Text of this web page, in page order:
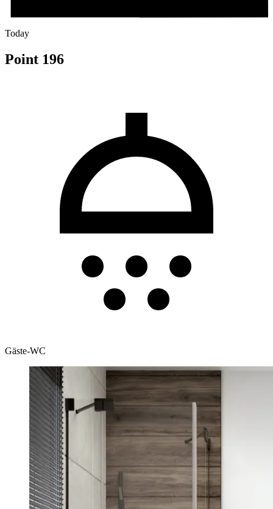
Today
Point 196
Gäste-WC